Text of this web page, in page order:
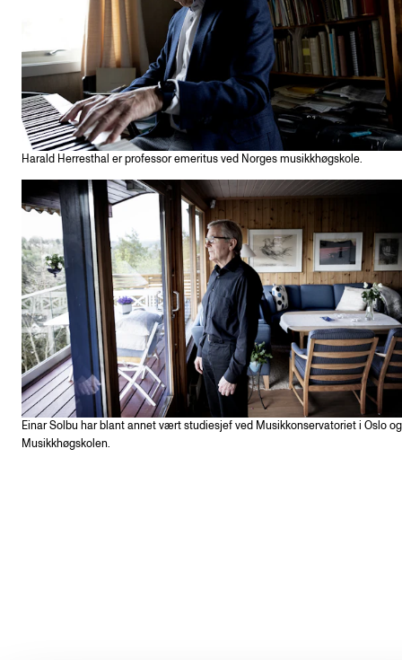
Harald Herresthal er professor emeritus ved Norges musikkhøgskole.
Einar Solbu har blant annet vært studiesjef ved Musikkonservatoriet i Oslo og
Musikkhøgskolen.